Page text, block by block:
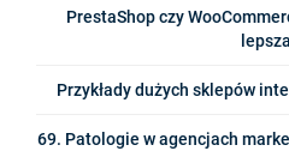
PrestaShop czy
Przykłady dużych sklepów
69. Patologie w agencjach